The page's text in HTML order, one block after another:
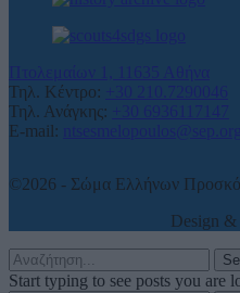
Πτολεμαίων 1, 11635 Αθήνα
Τηλ. Κέντρο:
+30 210.7290046
Τηλ. Ανάγκης:
+30 6936117147
E-mail:
©2026 - Σώμα Ελλήνων
Design &
Start typing to see posts you are